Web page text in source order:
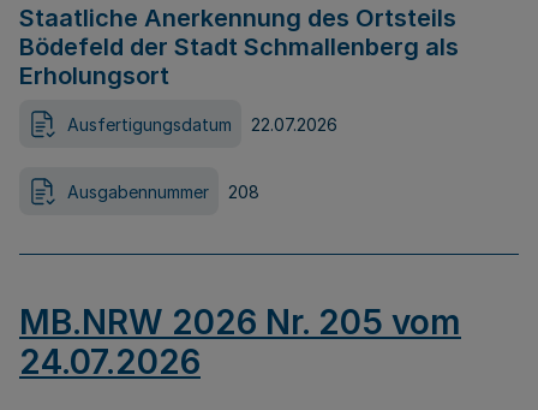
Staatliche Anerkennung des Ortsteils
Bödefeld der Stadt Schmallenberg als
Erholungsort
Ausfertigungsdatum 22.07.2026
Ausgabennummer 208
MB.NRW 2026 Nr. 205 vom
24.07.2026